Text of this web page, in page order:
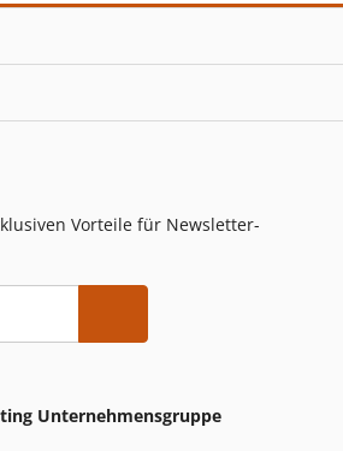
Vorteile für Newsletter-
Unternehmensgruppe